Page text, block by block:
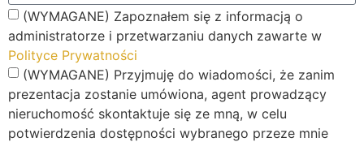
(WYMAGANE) Zapoznałem się z informacją o
administratorze i przetwarzaniu danych zawarte w
Polityce Prywatności
(WYMAGANE) Przyjmuję do wiadomości, że zanim
prezentacja zostanie umówiona, agent prowadzący
nieruchomość skontaktuje się ze mną, w celu
potwierdzenia dostępności wybranego przeze mnie